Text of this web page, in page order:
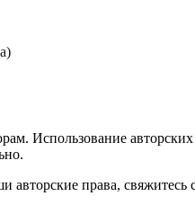
Использование
права, свяжитесь